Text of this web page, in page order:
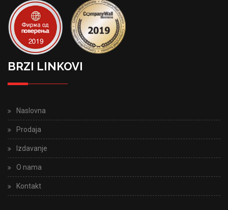
BRZI LINKOVI
Naslovna
Prodaja
Izdavanje
O nama
Kontakt